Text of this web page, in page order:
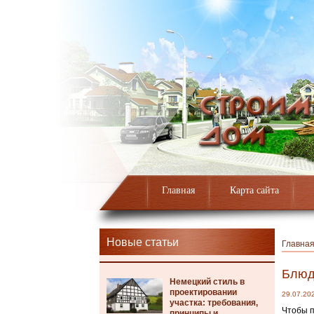
Главная Карта сайта
Новые статьи
Немецкий стиль в
проектировании
участка: требования,
Главная
Чтобы